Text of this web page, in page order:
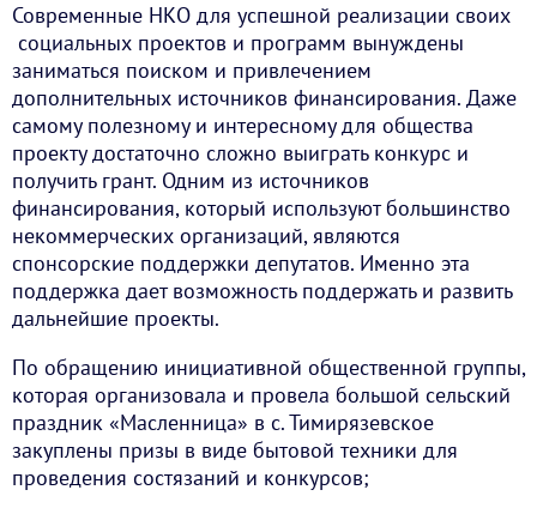
Современные НКО для успешной реализации своих
социальных проектов и программ вынуждены
заниматься поиском и привлечением
дополнительных источников финансирования. Даже
самому полезному и интересному для общества
проекту достаточно сложно выиграть конкурс и
получить грант. Одним из источников
финансирования, который используют большинство
некоммерческих организаций, являются
спонсорские поддержки депутатов. Именно эта
поддержка дает возможность поддержать и развить
дальнейшие проекты.
По обращению инициативной общественной группы,
которая организовала и провела большой сельский
праздник «Масленница» в с. Тимирязевское
закуплены призы в виде бытовой техники для
проведения состязаний и конкурсов;